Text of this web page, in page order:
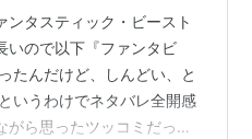
ンタスティック・ビースト
いので以下『ファンタビ
たんだけど、しんどい、と
いうわけでネタバレ全開感
ら思ったツッコミだった